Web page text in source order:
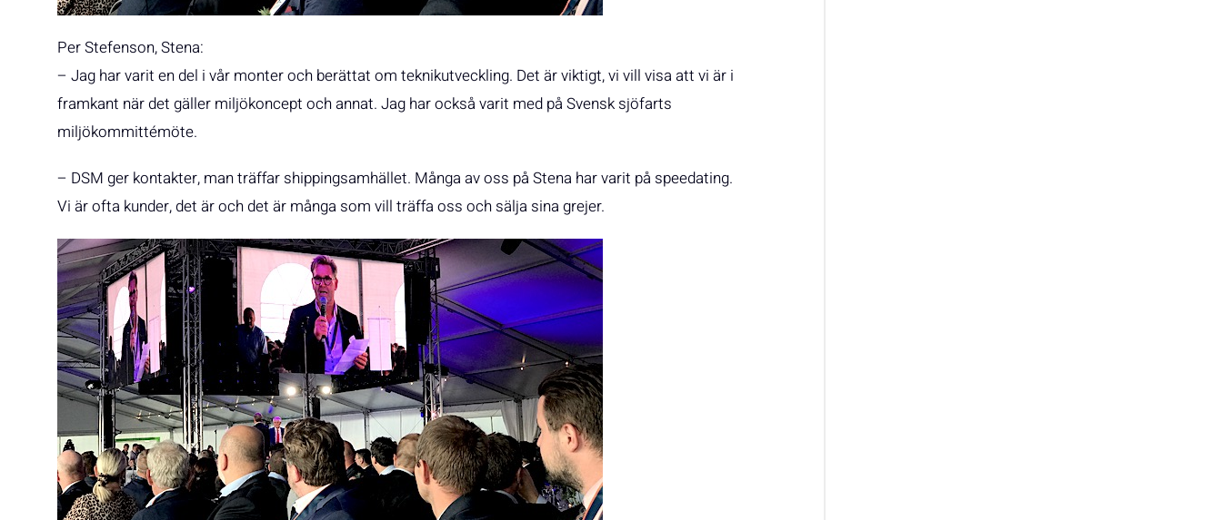
Per Stefenson, Stena:
– Jag har varit en del i vår monter och berättat om teknikutveckling. Det är viktigt, vi vill visa att vi är i
framkant när det gäller miljökoncept och annat. Jag har också varit med på Svensk sjöfarts
miljökommittémöte.
– DSM ger kontakter, man träffar shippingsamhället. Många av oss på Stena har varit på speedating.
Vi är ofta kunder, det är och det är många som vill träffa oss och sälja sina grejer.